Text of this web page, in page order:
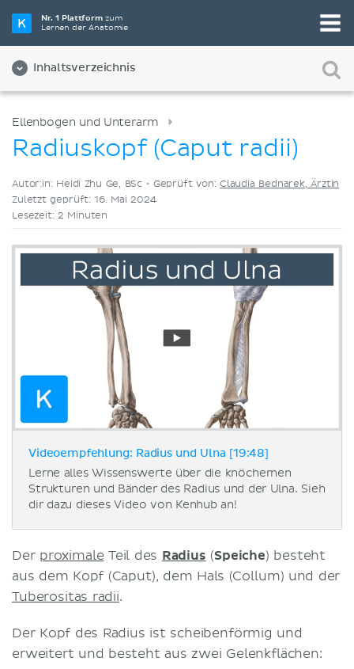
Nr. 1 Plattformzum
Lernen der Anatomie
Inhaltsverzeichnis
Wähle die beste Lernmethode für dich
Videos
Ellenbogen und Unterarm
Radiuskopf (Caput radii)
Autor:in: Heidi Zhu Ge, BSc • Geprüft von: Claudia Bednarek, Ärztin
Zuletzt geprüft: 16. Mai 2024
Lesezeit: 2 Minuten
Videoempfehlung: Radius und Ulna [19:48]
Lerne alles Wissenswerte über die knöchernen
Strukturen und Bänder des Radius und der Ulna. Sieh
dir dazu dieses Video von Kenhub an!
Der proximale Teil des Radius (Speiche) besteht
aus dem Kopf (Caput), dem Hals (Collum) und der
Tuberositas radii.
Der Kopf des Radius ist scheibenförmig und
erweitert und besteht aus zwei Gelenkflächen: